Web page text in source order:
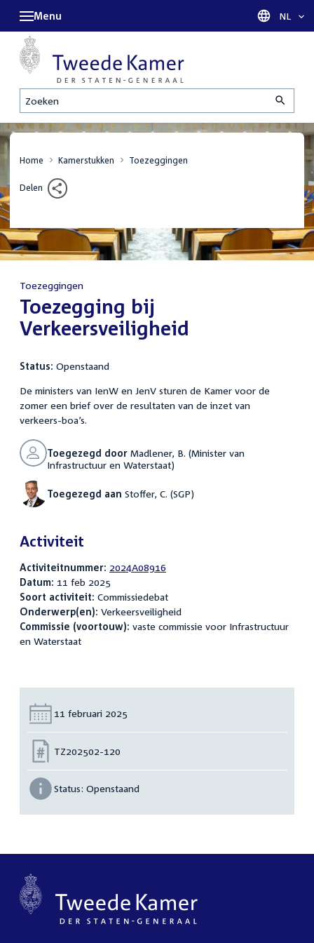
Zoeken
Menu Taal
NL
Home Kamerstukken Toezeggingen
Delen
Toezeggingen
:Toezegging bij
Verkeersveiligheid
Status: Openstaand
De ministers van IenW en JenV sturen de Kamer voor de
zomer een brief over de resultaten van de inzet van
verkeers-boa’s.
Toegezegd doorMadlener, B. (Minister van
Infrastructuur en Waterstaat)
Toegezegd aan Stoffer, C. (SGP)
Activiteit
Activiteitnummer: 2024A08916
Datum: 11 feb 2025
Soort activiteit: Commissiedebat
Onderwerp(en): Verkeersveiligheid
Commissie (voortouw): vaste commissie voor Infrastructuur
en Waterstaat
Datum:
11 februari 2025
Nummer:
TZ202502-120
Status: Openstaand